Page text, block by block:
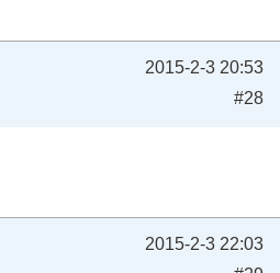
2015-2-3 20:53
#28
2015-2-3 22:03